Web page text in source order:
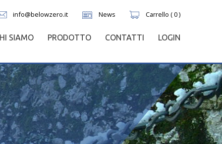
info@belowzero.it News Carrello ( 0 )
SIAMO PRODOTTO CONTATTI LOGIN